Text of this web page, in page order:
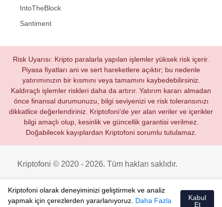
IntoTheBlock
Santiment
Risk Uyarısı: Kripto paralarla yapılan işlemler yüksek risk içerir.
Piyasa fiyatları ani ve sert hareketlere açıktır; bu nedenle
yatırımınızın bir kısmını veya tamamını kaybedebilirsiniz.
Kaldıraçlı işlemler riskleri daha da artırır. Yatırım kararı almadan
önce finansal durumunuzu, bilgi seviyenizi ve risk toleransınızı
dikkatlice değerlendiriniz. Kriptofoni’de yer alan veriler ve içerikler
bilgi amaçlı olup, kesinlik ve güncellik garantisi verilmez.
Doğabilecek kayıplardan Kriptofoni sorumlu tutulamaz.
Kriptofoni © 2020 - 2026. Tüm hakları saklıdır.
Kriptofoni olarak deneyiminizi geliştirmek ve analiz
yapmak için çerezlerden yararlanıyoruz. Daha Fazla
Kabul
Et